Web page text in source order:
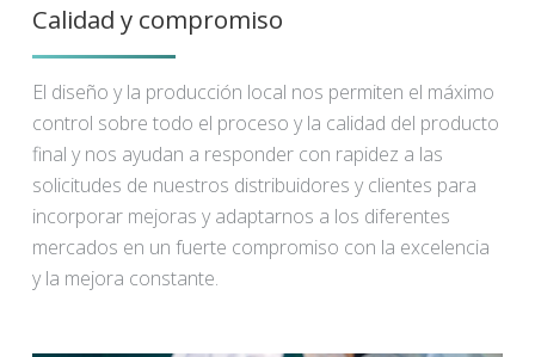
Calidad y compromiso
El diseño y la producción local nos permiten el máximo
control sobre todo el proceso y la calidad del producto
final y nos ayudan a responder con rapidez a las
solicitudes de nuestros distribuidores y clientes para
incorporar mejoras y adaptarnos a los diferentes
mercados en un fuerte compromiso con la excelencia
y la mejora constante.